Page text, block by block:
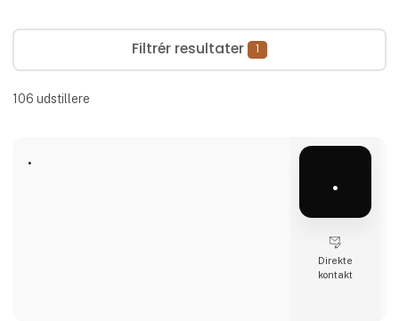
Filtrér resultater 1
106 udstillere
.
.
Direkte
kontakt